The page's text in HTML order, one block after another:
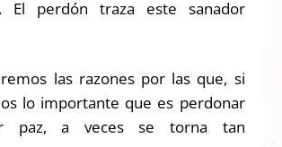
El perdón traza este sanador
las razones por las que, si
lo importante que es perdonar
paz, a veces se torna tan